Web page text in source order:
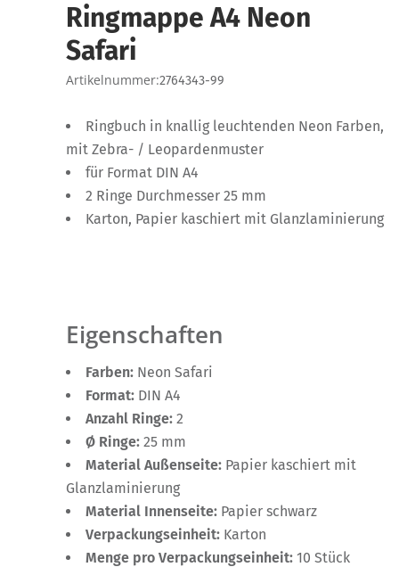
Ringmappe A4 Neon
Safari
Artikelnummer:2764343-99
Ringbuch in knallig leuchtenden Neon Farben,
mit Zebra- / Leopardenmuster
für Format DIN A4
2 Ringe Durchmesser 25 mm
Karton, Papier kaschiert mit Glanzlaminierung
Eigenschaften
Farben: Neon Safari
Format: DIN A4
Anzahl Ringe: 2
Ø Ringe: 25 mm
Material Außenseite: Papier kaschiert mit
Glanzlaminierung
Material Innenseite: Papier schwarz
Verpackungseinheit: Karton
Menge pro Verpackungseinheit: 10 Stück